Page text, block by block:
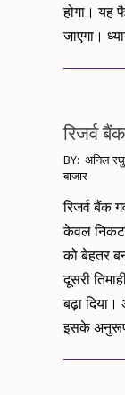
होगा। यह
जाएगा।
रिजर्व
2011-
10-
25
BY: अनिल
बाजार
रिजर्व बैंक
केवल निकट
को बेहतर
दूसरी
बढ़ा
इसके अनुरूप